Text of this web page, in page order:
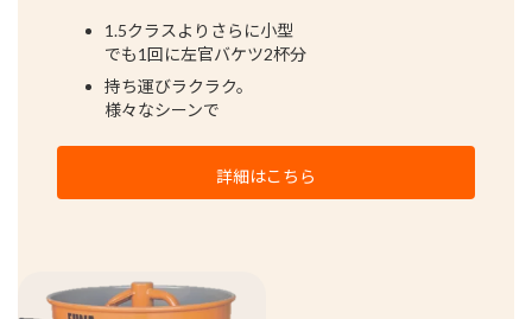
1.5クラスよりさらに小型
でも1回に左官バケツ2杯分
持ち運びラクラク。
様々なシーンで
詳細はこちら